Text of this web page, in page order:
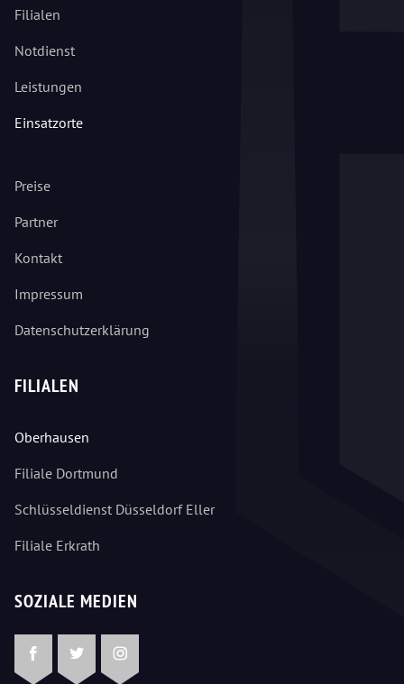
Filialen
Notdienst
Leistungen
Einsatzorte
Preise
Partner
Kontakt
Impressum
Datenschutzerklärung
FILIALEN
Oberhausen
Filiale Dortmund
Schlüsseldienst Düsseldorf Eller
Filiale Erkrath
SOZIALE MEDIEN
FacebookTwitterInstagram